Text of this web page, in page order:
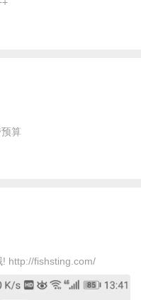
算
! http://fishsting.com/